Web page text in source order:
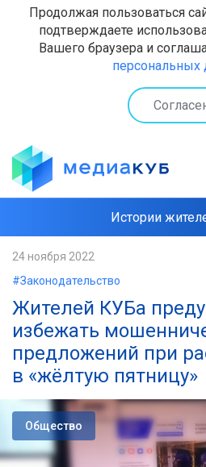
Продолжая пользоваться
подтверждаете
Вашего браузера и
персональных
Истории
24 ноября 2022
#Законодательство
Жителей КУБа
избежать
предложений при
в «жёлтую пятницу»
Общество